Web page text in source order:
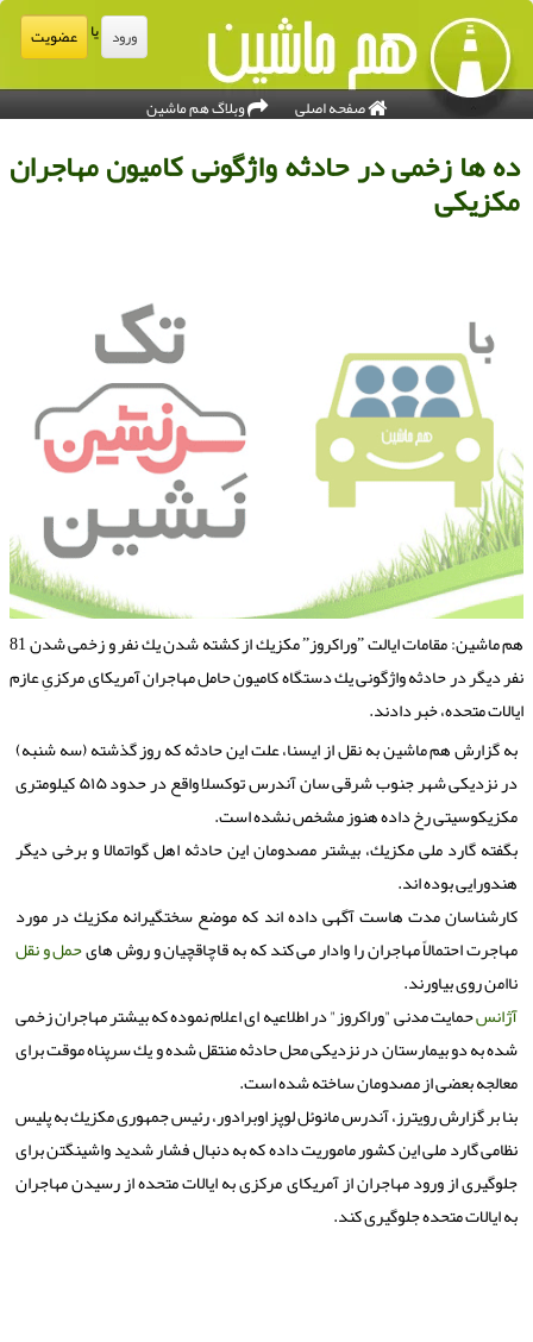
ورود عضویت
صفحه اصلی وبلاگ هم ماشین
ده ها زخمی در حادثه واژگونی كامیون مهاجران
مكزیكی
هم ماشین: مقامات ایالت ˮوراكروزˮ مكزیك از كشته شدن یك نفر و زخمی شدن 81
دیگر در حادثه واژگونی یك دستگاه كامیون حامل مهاجران آمریكای مركزیِ عازم
متحده، خبر دادند.
به گزارش هم ماشین به نقل از ایسنا، علت این حادثه كه روز گذشته (سه شنبه)
در نزدیكی شهر جنوب شرقی سان آندرس توكسلا واقع در حدود ۵۱۵ كیلومتری
مكزیكوسیتی رخ داده هنوز مشخص نشده است.
بگفته گارد ملی مكزیك، بیشتر مصدومان این حادثه اهل گواتمالا و برخی دیگر
هندورایی بوده اند.
كارشناسان مدت هاست آگهی داده اند كه موضع سختگیرانه مكزیك در مورد
مهاجرت احتمالاً مهاجران را وادار می كند كه به قاچاقچیان و روش هایحمل و نقل
ناامن روی بیاورند.
آژانسحمایت مدنی "وراكروز" در اطلاعیه ای اعلام نموده كه بیشتر مهاجران زخمی
شده به دو بیمارستان در نزدیكی محل حادثه منتقل شده و یك سرپناه موقت برای
معالجه بعضی از مصدومان ساخته شده است.
بنا بر گزارش رویترز، آندرس مانوئل لوپز اوبرادور، رئیس جمهوری مكزیك به پلیس
نظامی گارد ملی این كشور ماموریت داده كه به دنبال فشار شدید واشینگتن برای
جلوگیری از ورود مهاجران از آمریكای مركزی به ایالات متحده از رسیدن مهاجران
به ایالات متحده جلوگیری كند.